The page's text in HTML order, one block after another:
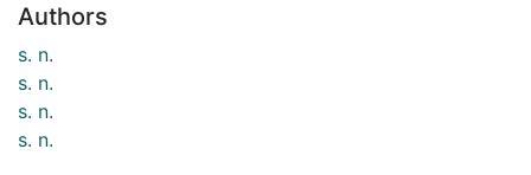
Authors
s. n.
s. n.
s. n.
s. n.